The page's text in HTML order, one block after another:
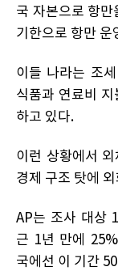
국 자본으로 항
기한으로 항만 운
이들 나라는 조
식품과 연료비
하고 있다.
이런 상황에서
경제 구조 탓에
AP는 조사 대상
근 1년 만에
국에선 이 기간